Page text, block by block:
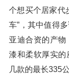
个想买个居家代
车”，其中值得
亚迪合资的产
漆和柔软厚实的
几款的最长335